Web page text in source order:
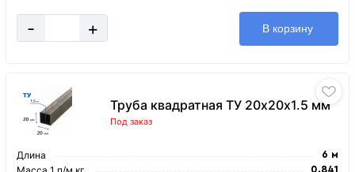
- + В корзину
Труба квадратная ТУ 20х20х1.5 мм
Под заказ
Длина 6 м
Масса 1 п/м кг. 0.841